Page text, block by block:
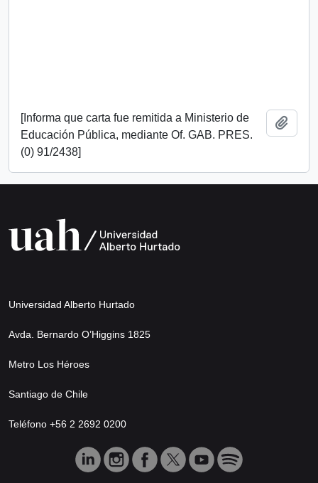
[Informa que carta fue remitida a Ministerio de
Educación Pública, mediante Of. GAB. PRES.
(0) 91/2438]
Universidad Alberto Hurtado
Avda. Bernardo O’Higgins 1825
Metro Los Héroes
Santiago de Chile
Teléfono +56 2 2692 0200